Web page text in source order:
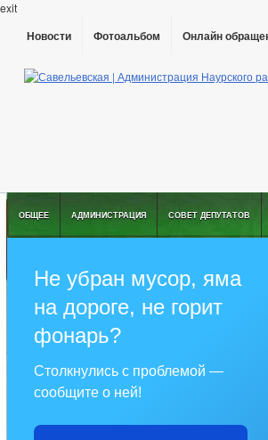
exit
Новости Фотоальбом Онлайн
ОБЩЕЕ АДМИНИСТРАЦИЯ СОВЕТ ДЕПУТАТОВ
Не убран мусор, яма
на дороге, не горит
фонарь?
Столкнулись с проблемой —
сообщите о ней!